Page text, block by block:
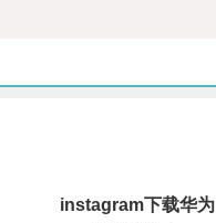
instagram下载华为